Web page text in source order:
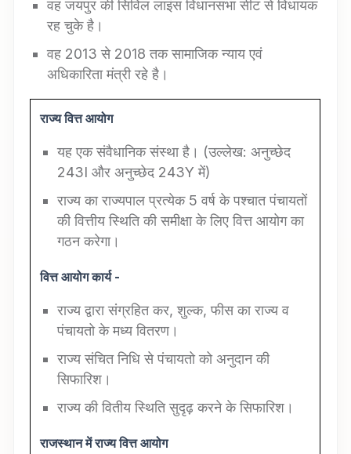
वह जयपुर की सिविल लाइंस विधानसभा सीट से विधायक
रह चुके है।
वह 2013 से 2018 तक सामाजिक न्याय एवं
अधिकारिता मंत्री रहे है।
राज्य वित्त आयोग
यह एक संवैधानिक संस्था है। (उल्लेख: अनुच्छेद
243I और अनुच्छेद 243Y में)
राज्य का राज्यपाल प्रत्येक 5 वर्ष के पश्चात पंचायतों
की वित्तीय स्थिति की समीक्षा के लिए वित्त आयोग का
गठन करेगा।
वित्त आयोग कार्य -
राज्य द्वारा संग्रहित कर, शुल्क, फीस का राज्य व
पंचायतो के मध्य वितरण।
राज्य संचित निधि से पंचायतो को अनुदान की
सिफारिश।
राज्य की वितीय स्थिति सुदृढ़ करने के सिफारिश।
राजस्थान में राज्य वित्त आयोग